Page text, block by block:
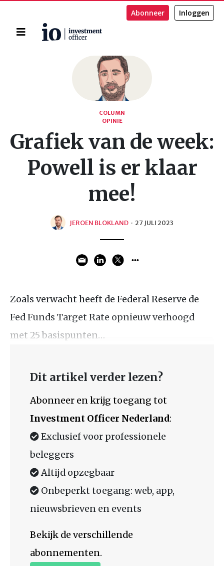
Home
Abonneer Inloggen
COLUMN
OPINIE
Grafiek van de week:
Powell is er klaar
mee!
JEROEN BLOKLAND · 27 JULI 2023
Zoals verwacht heeft de Federal Reserve de
Fed Funds Target Rate opnieuw verhoogd
met 25 basispunten…
Dit artikel verder lezen?
Abonneer en krijg toegang tot
Investment Officer Nederland:
Exclusief voor professionele
beleggers
Altijd opzegbaar
Onbeperkt toegang: web, app,
nieuwsbrieven en events
Bekijk de verschillende
abonnementen.